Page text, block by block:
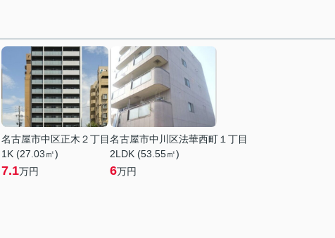
名古屋市中区正木２丁目
1K (27.03㎡)
7.1万円
名古屋市中川区法華西町１丁目
2LDK (53.55㎡)
6万円